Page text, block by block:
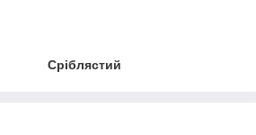
Сріблястий